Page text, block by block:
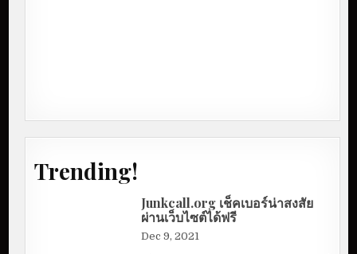
Trending!
Junkcall.org เช็คเบอร์น่าสงสัย
ผ่านเว็บไซต์ได้ฟรี
Dec 9, 2021